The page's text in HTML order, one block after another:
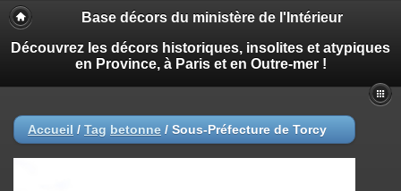
Base décors du ministère de l'Intérieur
Découvrez les décors historiques, insolites et atypiques
en Province, à Paris et en Outre-mer !
Accueil / Tag betonne / Sous-Préfecture de Torcy